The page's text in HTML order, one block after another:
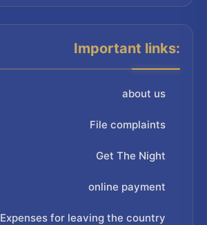
Important links:
about us
File complaints
Get The Night
online payment
Expenses for leaving the country